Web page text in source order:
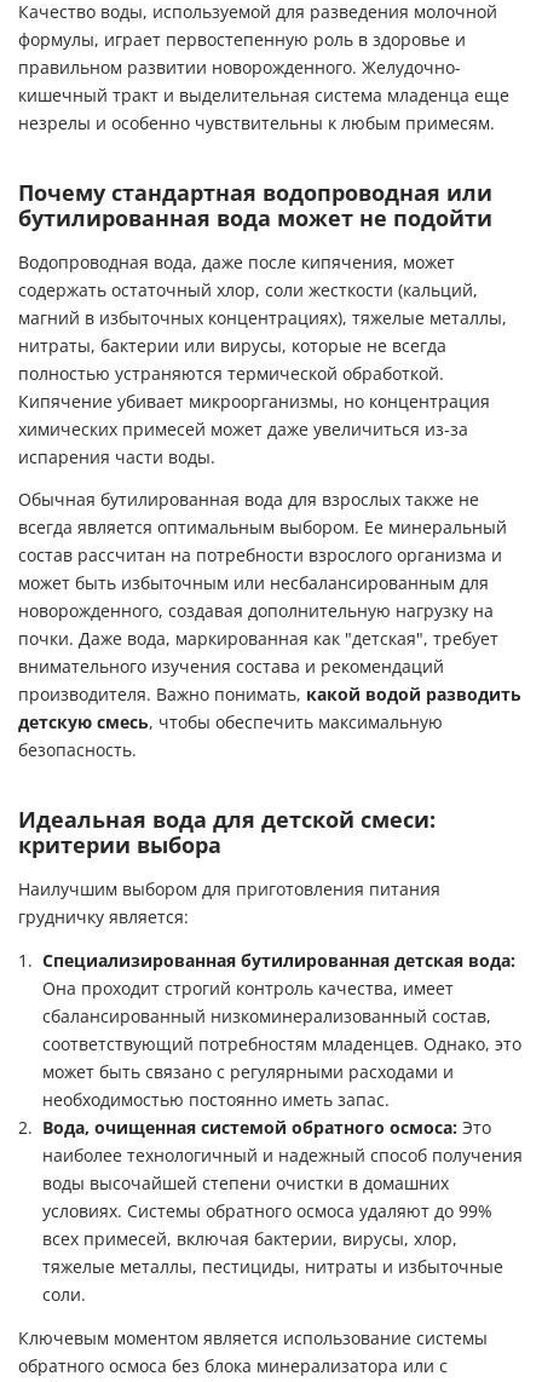
Качество воды, используемой для разведения молочной
формулы, играет первостепенную роль в здоровье и
правильном развитии новорожденного. Желудочно-
кишечный тракт и выделительная система младенца еще
незрелы и особенно чувствительны к любым примесям.
Почему стандартная водопроводная или
бутилированная вода может не подойти
Водопроводная вода, даже после кипячения, может
содержать остаточный хлор, соли жесткости (кальций,
магний в избыточных концентрациях), тяжелые металлы,
нитраты, бактерии или вирусы, которые не всегда
полностью устраняются термической обработкой.
Кипячение убивает микроорганизмы, но концентрация
химических примесей может даже увеличиться из-за
испарения части воды.
Обычная бутилированная вода для взрослых также не
всегда является оптимальным выбором. Ее минеральный
состав рассчитан на потребности взрослого организма и
может быть избыточным или несбалансированным для
новорожденного, создавая дополнительную нагрузку на
почки. Даже вода, маркированная как "детская", требует
внимательного изучения состава и рекомендаций
производителя. Важно понимать, какой водой разводить
детскую смесь, чтобы обеспечить максимальную
безопасность.
Идеальная вода для детской смеси:
критерии выбора
Наилучшим выбором для приготовления питания
грудничку является:
Специализированная бутилированная детская вода:
Она проходит строгий контроль качества, имеет
сбалансированный низкоминерализованный состав,
соответствующий потребностям младенцев. Однако, это
может быть связано с регулярными расходами и
необходимостью постоянно иметь запас.
Вода, очищенная системой обратного осмоса: Это
наиболее технологичный и надежный способ получения
воды высочайшей степени очистки в домашних
условиях. Системы обратного осмоса удаляют до 99%
всех примесей, включая бактерии, вирусы, хлор,
тяжелые металлы, пестициды, нитраты и избыточные
соли.
Ключевым моментом является использование системы
обратного осмоса без блока минерализатора или с